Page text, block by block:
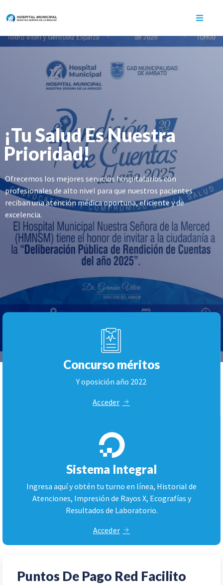
¡Tu Salud Es Nuestra
Prioridad!
Ofrecemos los mejores servicios hospitalarios con
profesionales de alto nivel para que nuestros pacientes
reciban una atención médica oportuna, eficiente y de
excelencia.
Concurso méritos
Y oposición año 2022
Acceder
Sistema Integral
Ingresa aquí y obtén tu turno en línea, Historial de
Atenciones, Impresión de Rayos X, Ecografías y
Resultados de Laboratorio.
Acceder
Puntos De Pago Red Facilito